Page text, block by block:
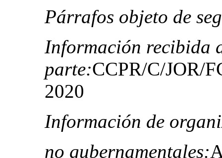
Párrafos objeto de
Información recibida
parte:CCPR/C/JOR/
2020
Información de
no gubernamentales: